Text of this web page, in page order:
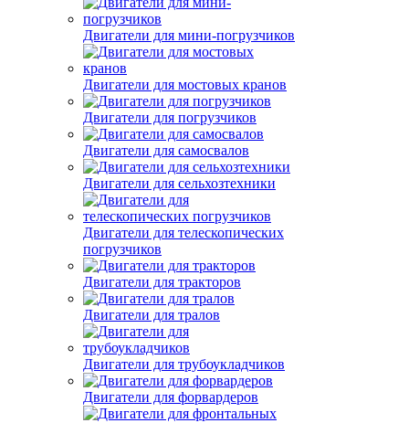
Двигатели для мини-погрузчиков
Двигатели для мостовых кранов
Двигатели для погрузчиков
Двигатели для самосвалов
Двигатели для сельхозтехники
Двигатели для телескопических
погрузчиков
Двигатели для тракторов
Двигатели для тралов
Двигатели для трубоукладчиков
Двигатели для форвардеров